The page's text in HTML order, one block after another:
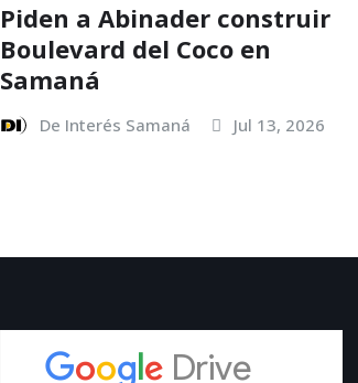
Piden a Abinader construir
Boulevard del Coco en
Samaná
De Interés Samaná Jul 13, 2026